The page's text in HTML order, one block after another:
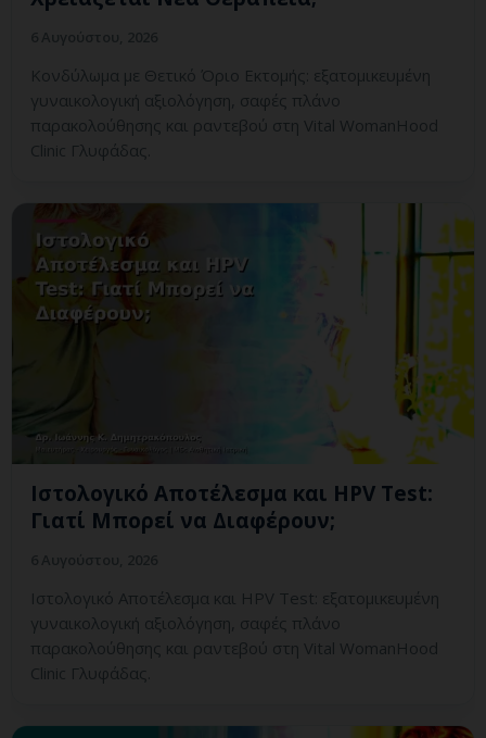
Κονδύλωμα με Θετικό Όριο Εκτομής: εξατομικευμένη
γυναικολογική αξιολόγηση, σαφές πλάνο
παρακολούθησης και ραντεβού στη Vital WomanHood
Clinic Γλυφάδας.
Ιστολογικό Αποτέλεσμα και HPV Test:
Γιατί Μπορεί να Διαφέρουν;
Ιστολογικό Αποτέλεσμα και HPV Test: εξατομικευμένη
γυναικολογική αξιολόγηση, σαφές πλάνο
παρακολούθησης και ραντεβού στη Vital WomanHood
Clinic Γλυφάδας.